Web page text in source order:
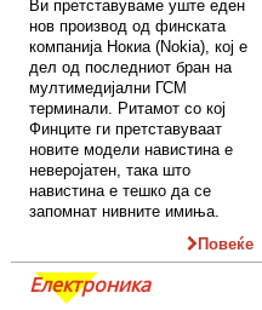
Ви претставуваме уште еден
нов производ од финската
компанија Нокиа (Nokia), кој е
дел од последниот бран на
мултимедијални ГСМ
терминали. Ритамот со кој
Финците ги претставуваат
новите модели навистина е
неверојатен, така што
навистина е тешко да се
запомнат нивните имиња.
Повеќе
Електроника